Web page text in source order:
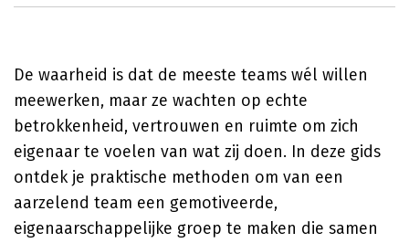
De waarheid is dat de meeste teams wél willen
meewerken, maar ze wachten op echte
betrokkenheid, vertrouwen en ruimte om zich
eigenaar te voelen van wat zij doen. In deze gids
ontdek je praktische methoden om van een
aarzelend team een gemotiveerde,
eigenaarschappelijke groep te maken die samen